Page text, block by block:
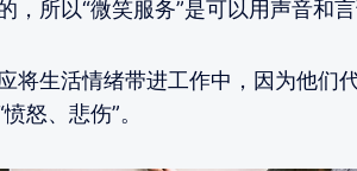
，所以“微笑服务”是可以用声音和
将生活情绪带进工作中，因为他们
怒、悲伤”。